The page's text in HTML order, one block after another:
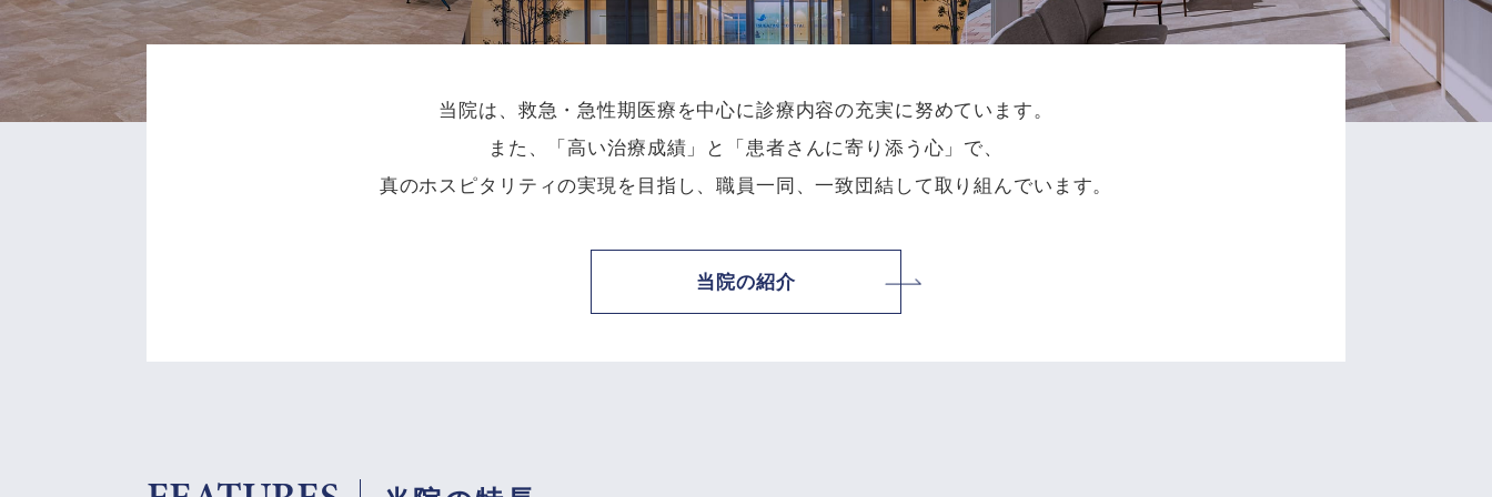
当院は、救急・急性期医療を中心に診療内容の充実に努めています。
また、「高い治療成績」と「患者さんに寄り添う心」で、
真のホスピタリティの実現を目指し、職員一同、一致団結して取り組んでいます。
当院の紹介